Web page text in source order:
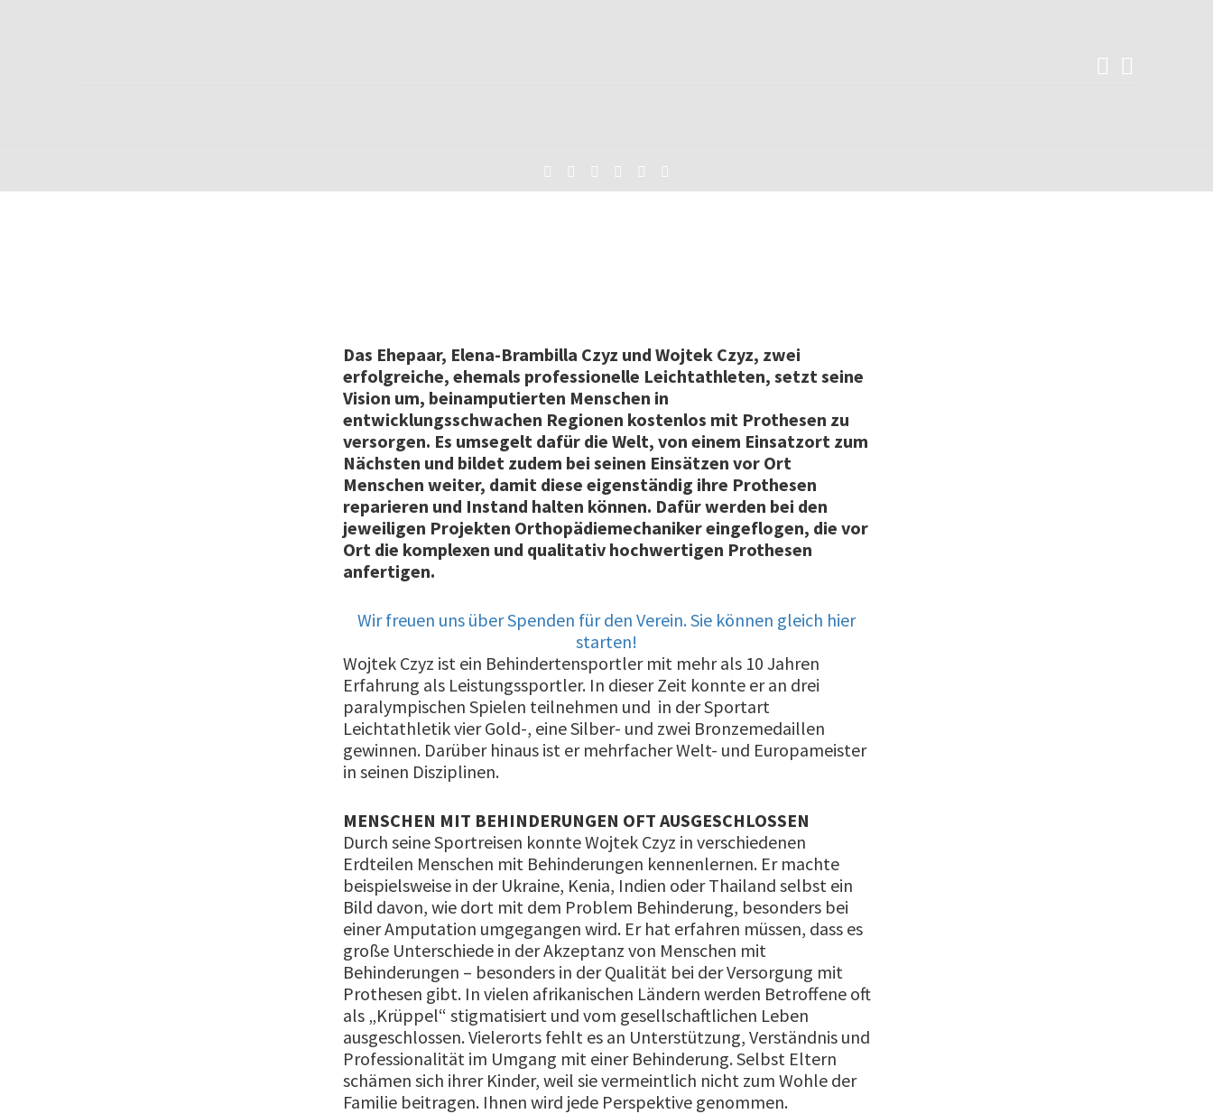
Das Ehepaar, Elena-Brambilla Czyz und Wojtek Czyz, zwei
erfolgreiche, ehemals professionelle Leichtathleten, setzt seine
Vision um, beinamputierten Menschen in
entwicklungsschwachen Regionen kostenlos mit Prothesen zu
versorgen. Es umsegelt dafür die Welt, von einem Einsatzort zum
Nächsten und bildet zudem bei seinen Einsätzen vor Ort
Menschen weiter, damit diese eigenständig ihre Prothesen
reparieren und Instand halten können. Dafür werden bei den
jeweiligen Projekten Orthopädiemechaniker eingeflogen, die vor
Ort die komplexen und qualitativ hochwertigen Prothesen
anfertigen.
Wir freuen uns über Spenden für den Verein. Sie können gleich hier
starten!
Wojtek Czyz ist ein Behindertensportler mit mehr als 10 Jahren
Erfahrung als Leistungssportler. In dieser Zeit konnte er an drei
paralympischen Spielen teilnehmen und in der Sportart
Leichtathletik vier Gold-, eine Silber- und zwei Bronzemedaillen
gewinnen. Darüber hinaus ist er mehrfacher Welt- und Europameister
in seinen Disziplinen.
MENSCHEN MIT BEHINDERUNGEN OFT AUSGESCHLOSSEN
Durch seine Sportreisen konnte Wojtek Czyz in verschiedenen
Erdteilen Menschen mit Behinderungen kennenlernen. Er machte
beispielsweise in der Ukraine, Kenia, Indien oder Thailand selbst ein
Bild davon, wie dort mit dem Problem Behinderung, besonders bei
einer Amputation umgegangen wird. Er hat erfahren müssen, dass es
große Unterschiede in der Akzeptanz von Menschen mit
Behinderungen – besonders in der Qualität bei der Versorgung mit
Prothesen gibt. In vielen afrikanischen Ländern werden Betroffene oft
als „Krüppel“ stigmatisiert und vom gesellschaftlichen Leben
ausgeschlossen. Vielerorts fehlt es an Unterstützung, Verständnis und
Professionalität im Umgang mit einer Behinderung. Selbst Eltern
schämen sich ihrer Kinder, weil sie vermeintlich nicht zum Wohle der
Familie beitragen. Ihnen wird jede Perspektive genommen.